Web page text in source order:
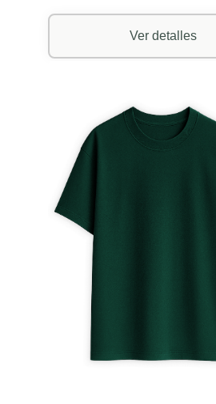
Ver detalles